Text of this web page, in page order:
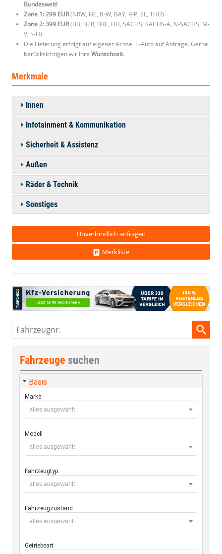
Bundesweit!
Zone 1: 299 EUR(NRW, HE, B-W, BAY, R-P, SL, THÜ)
Zone 2: 399 EUR(BB, BER, BRE, HH, SACHS, SACHS-A, N-SACHS, M-
V, S-H)
Die Lieferung erfolgt auf eigener Achse. E-Auto auf Anfrage. Gerne
berücksichtigen wir Ihre Wunschzeit.
Merkmale
Innen
Infotainment & Kommunikation
Sicherheit & Assistenz
Außen
Räder & Technik
Sonstiges
Unverbindlich anfragen
Merkliste
Fahrzeugnr.
Fahrzeuge suchen
Basis
Marke
alles ausgewählt
Modell
alles ausgewählt
Fahrzeugtyp
alles ausgewählt
Fahrzeugzustand
alles ausgewählt
Getriebeart